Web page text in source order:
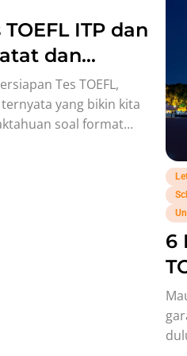
ITP dan
dan
Tes TOEFL,
yang bikin kita
soal format
6